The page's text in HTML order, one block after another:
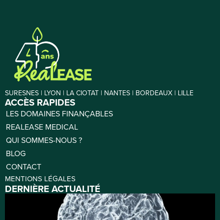
SURESNES | LYON | LA CIOTAT | NANTES | BORDEAUX | LILLE
ACCÈS RAPIDES
LES DOMAINES FINANÇABLES
REALEASE MEDICAL
QUI SOMMES-NOUS ?
BLOG
CONTACT
MENTIONS LÉGALES
DERNIÈRE ACTUALITÉ